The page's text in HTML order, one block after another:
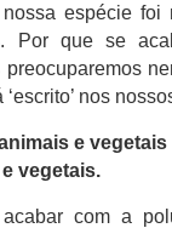
espécie foi
Por que se
nos
e
vegetais.
com a